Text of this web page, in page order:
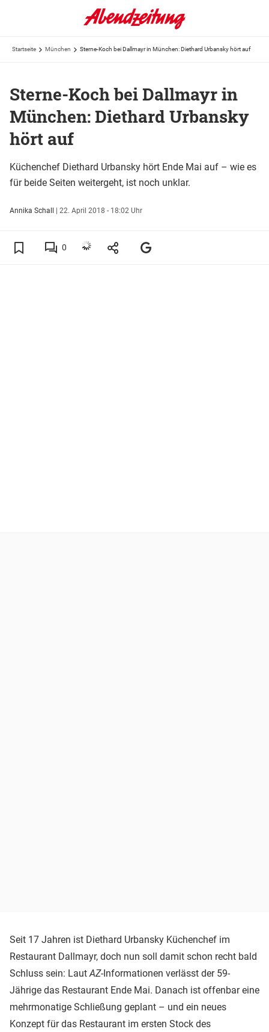
Startseite München Sterne-Koch bei Dallmayr in München: Diethard Urbansky hört auf
Sterne-Koch bei Dallmayr in
München: Diethard Urbansky
hört auf
Küchenchef Diethard Urbansky hört Ende Mai auf – wie es
für beide Seiten weitergeht, ist noch unklar.
Annika Schall | 22. April 2018 - 18:02 Uhr
0
Seit 17 Jahren ist Diethard Urbansky Küchenchef im
Restaurant Dallmayr, doch nun soll damit schon recht bald
Schluss sein: Laut AZ-Informationen verlässt der 59-
Jährige das Restaurant Ende Mai. Danach ist offenbar eine
mehrmonatige Schließung geplant – und ein neues
Konzept für das Restaurant im ersten Stock des